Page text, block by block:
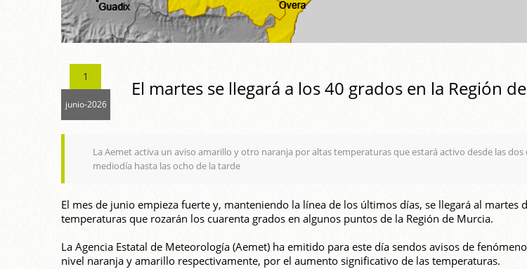
1
junio-2026
El martes se llegará a los 40 grados en la Región
La Aemet activa un aviso amarillo y otro naranja por altas temperaturas que estará activo desde las dos
mediodía hasta las ocho de la tarde
El mes de junio empieza fuerte y, manteniendo la línea de los últimos días, se llegará al martes
temperaturas que rozarán los cuarenta grados en algunos puntos de la Región de Murcia.
La Agencia Estatal de Meteorología (Aemet) ha emitido para este día sendos avisos de
nivel naranja y amarillo respectivamente, por el aumento significativo de las temperaturas.